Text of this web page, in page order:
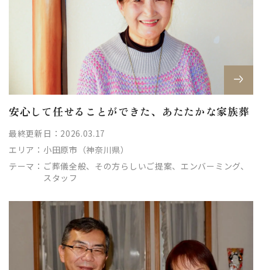
安心して任せることができた、あたたかな家族葬
最終更新日：2026.03.17
エリア： 小田原市（神奈川県）
テーマ： ご葬儀全般、その方らしいご提案、エンバーミング、
スタッフ